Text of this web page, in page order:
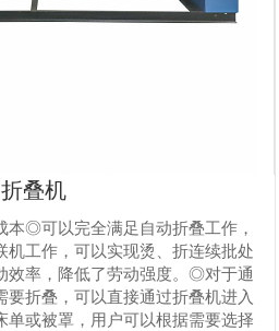
折叠机
本◎可以完全满足自动折叠工作，
机工作，可以实现烫、折连续批处
效率，降低了劳动强度。◎对于通
折叠，可以直接通过折叠机进入
单或被罩，用户可以根据需要选择